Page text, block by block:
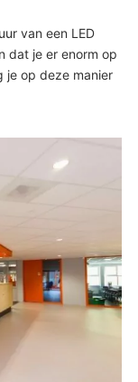
van een LED
dat je er enorm op
je op deze manier